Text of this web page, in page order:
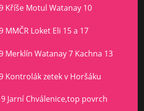
Kříše Motul Watanay 10
MMČR Loket Eli 15 a 17
Merklín Watanay 7 Kachna 13
Kontrolák zetek v Horšáku
Jarní Chválenice,top povrch